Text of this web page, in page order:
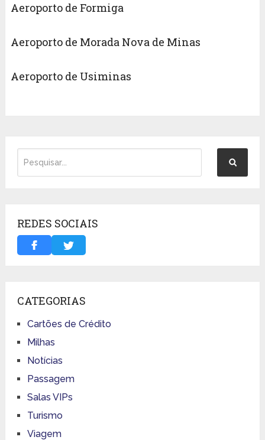
Aeroporto de Formiga
Aeroporto de Morada Nova de Minas
Aeroporto de Usiminas
REDES SOCIAIS
CATEGORIAS
Cartões de Crédito
Milhas
Notícias
Passagem
Salas VIPs
Turismo
Viagem